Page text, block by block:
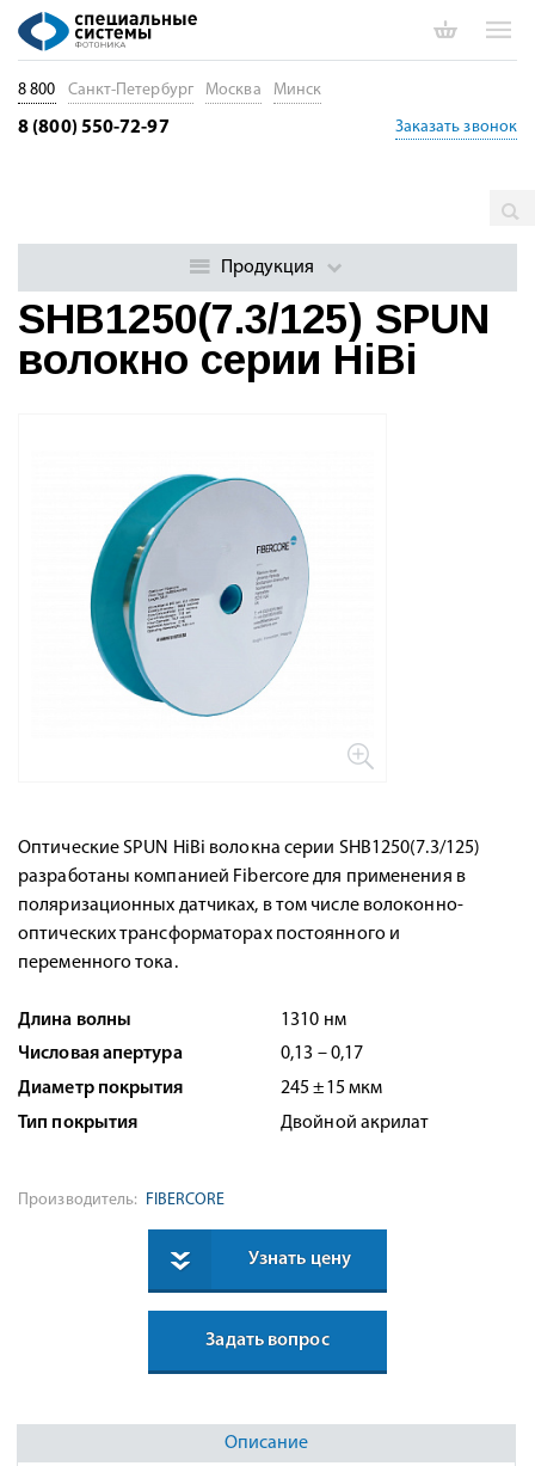
SHB1250(7.3/125) SPUN волокно серии HiBi
SHB1250(7.3/125) SPUN
волокно серии HiBi
Оптические SPUN HiBi волокна серии SHB1250(7.3/125)
разработаны компанией Fibercore для применения в
поляризационных датчиках, в том числе волоконно-
оптических трансформаторах постоянного и
переменного тока.
Длина волны
1310 нм
Числовая апертура
0,13 – 0,17
Диаметр покрытия
245 ±15 мкм
Тип покрытия
Двойной акрилат
Производитель: FIBERCORE
Узнать цену
Задать вопрос
Описание
8 800 Санкт-Петербург Москва Минск
8 (800) 550-72-97 Заказать звонок
Продукция